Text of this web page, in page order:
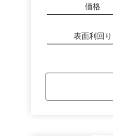
価格
表面利回り